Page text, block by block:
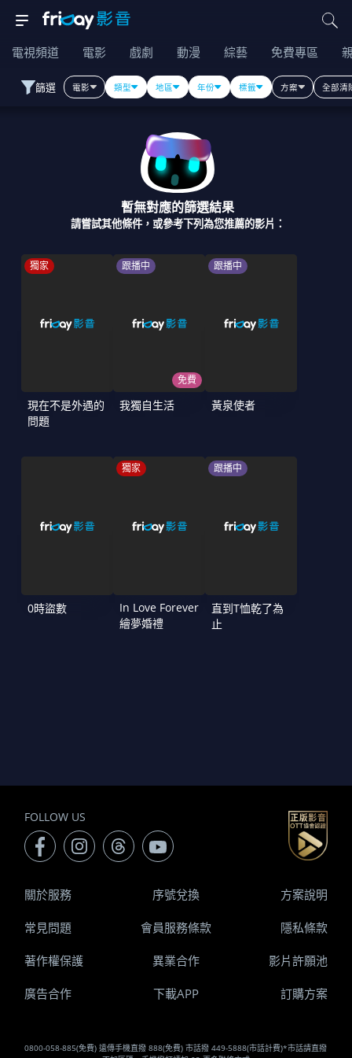
電視頻道 電影 戲劇 動漫 綜藝 免費專區
篩選 電影 類型 地區 年份 標籤 方案 全部清
暫無對應的篩選結果
請嘗試其他條件，或參考下列為您推薦的影片：
獨家
現在不是外遇的
問題
跟播中
免費
我獨自生活
跟播中
黃泉使者
0時盜數
獨家
In Love Forever
繪夢婚禮
跟播中
直到T恤乾了為
止
FOLLOW US
0800-058-885(免費) 遠傳手機直撥 888(免費) 市話撥 449-5888(市話計費)*市話請直撥
關於服務 序號兌換 方案說明
常見問題 會員服務條款 隱私條款
著作權保護 異業合作 影片許願池
廣告合作 下載APP 訂購方案